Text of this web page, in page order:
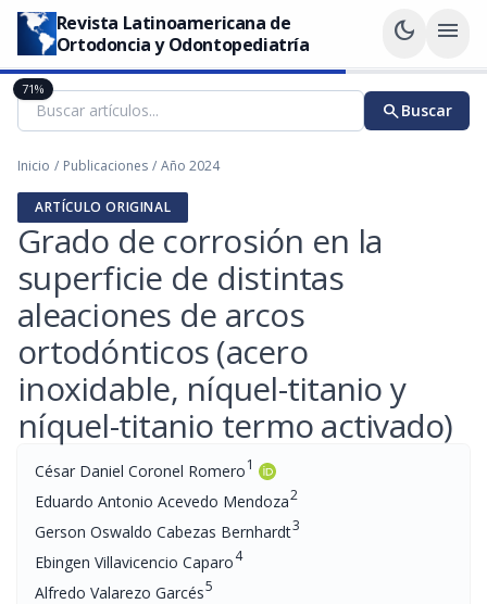
Revista Latinoamericana de
Ortodoncia y Odontopediatría
dark_mode menu
searchBuscar
Inicio / Publicaciones / Año 2024
ARTÍCULO ORIGINAL
Grado de corrosión en la
superficie de distintas
aleaciones de arcos
ortodónticos (acero
inoxidable, níquel-titanio y
níquel-titanio termo activado)
César Daniel Coronel Romero1
Eduardo Antonio Acevedo Mendoza2
Gerson Oswaldo Cabezas Bernhardt3
Ebingen Villavicencio Caparo4
Alfredo Valarezo Garcés5
71%